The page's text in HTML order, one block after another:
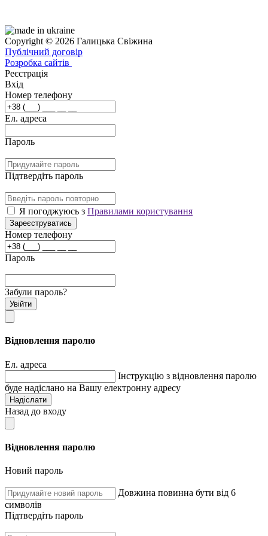
Copyright © 2026 Галицька Свіжина
Публічний договір
Розробка сайтів
Реєстрація
Вхід
Номер телефону
Ел. адреса
Пароль
Підтвердіть пароль
Я погоджуюсь з Правилами користування
Зареєструватись
Номер телефону
Пароль
Забули пароль?
Увійти
Відновлення паролю
Ел. адреса
Інструкцію з відновлення паролю
буде надіслано на Вашу електронну адресу
Надіслати
Назад до входу
Відновлення паролю
Новий пароль
Довжина повинна бути від 6
символів
Підтвердіть пароль